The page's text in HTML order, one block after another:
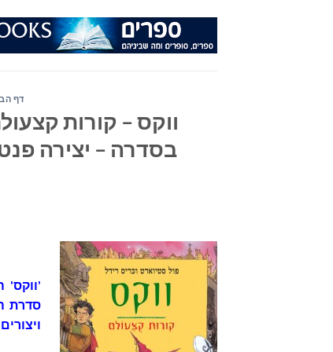
דף
ווקס – קורות
בסדרה – יצירה
'ווקס'
סדרת